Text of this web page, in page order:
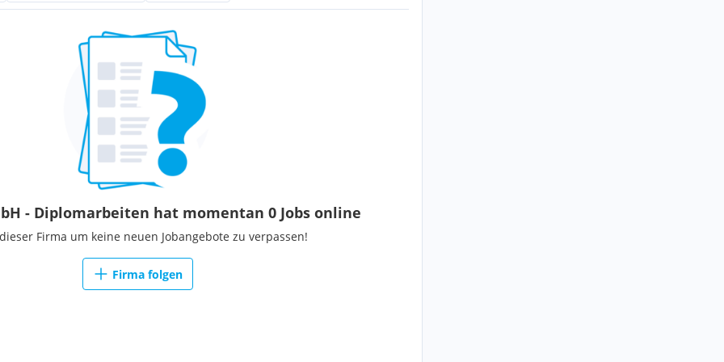
für eine
Unternehmen einen
- Diplomarbeiten hat momentan 0 Jobs online
Firma um keine neuen Jobangebote zu verpassen!
Firma folgen